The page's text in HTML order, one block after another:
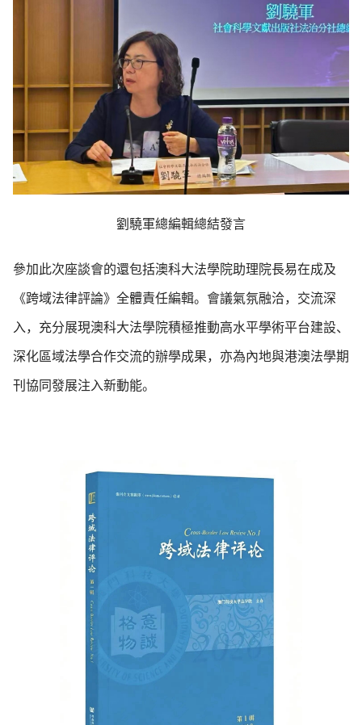
劉驍軍總編輯總結發言
參加此次座談會的還包括澳科大法學院助理院長易在成及
《跨域法律評論》全體責任編輯。會議氣氛融洽，交流深
入，充分展現澳科大法學院積極推動高水平學術平台建設、
深化區域法學合作交流的辦學成果，亦為內地與港澳法學期
刊協同發展注入新動能。